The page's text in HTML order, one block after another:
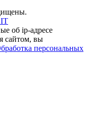
об ip-адресе
сайтом, вы
персональных